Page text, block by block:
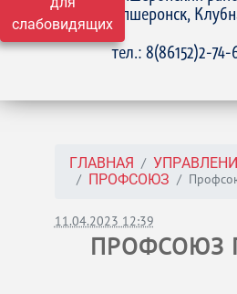
слабовидящих Апшеронск,
15
тел.: 8(86152)2-74-
ГЛАВНАЯ
ПРОФСОЮЗ
11.04.2023 12:39
ПРОФСОЮЗ